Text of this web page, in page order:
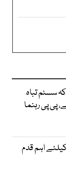
سسٹم تباہ
پی پی رہنما
اہم قدم